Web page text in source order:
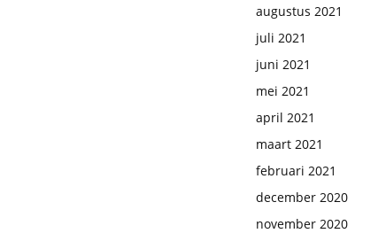
augustus 2021
juli 2021
juni 2021
mei 2021
april 2021
maart 2021
februari 2021
december 2020
november 2020